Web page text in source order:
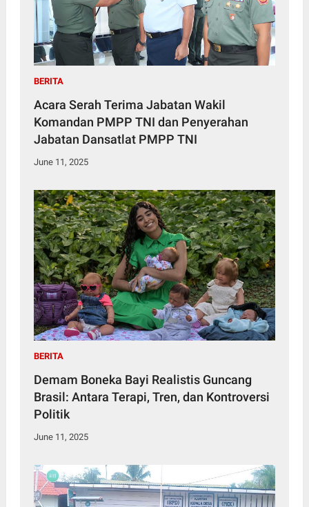
BERITA
Acara Serah Terima Jabatan Wakil
Komandan PMPP TNI dan Penyerahan
Jabatan Dansatlat PMPP TNI
June 11, 2025
BERITA
Demam Boneka Bayi Realistis Guncang
Brasil: Antara Terapi, Tren, dan Kontroversi
Politik
June 11, 2025